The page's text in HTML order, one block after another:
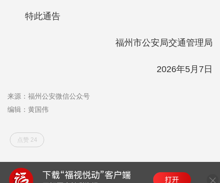
特此通告
福州市公安局交通管理局
2026年5月7日
来源：福州公安微信公众号
编辑：黄国伟
点赞 24